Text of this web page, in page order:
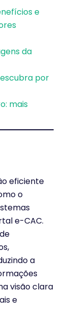
e
da
por
mais
eficiente
o
e-CAC.
a
visão clara
e